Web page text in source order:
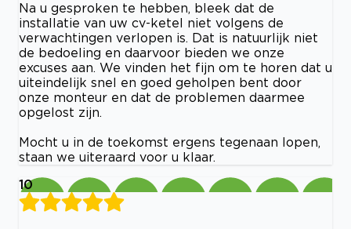
Na u gesproken te hebben, bleek dat de
installatie van uw cv-ketel niet volgens de
verwachtingen verlopen is. Dat is natuurlijk niet
de bedoeling en daarvoor bieden we onze
excuses aan. We vinden het fijn om te horen dat u
uiteindelijk snel en goed geholpen bent door
onze monteur en dat de problemen daarmee
opgelost zijn.
Mocht u in de toekomst ergens tegenaan lopen,
staan we uiteraard voor u klaar.
10